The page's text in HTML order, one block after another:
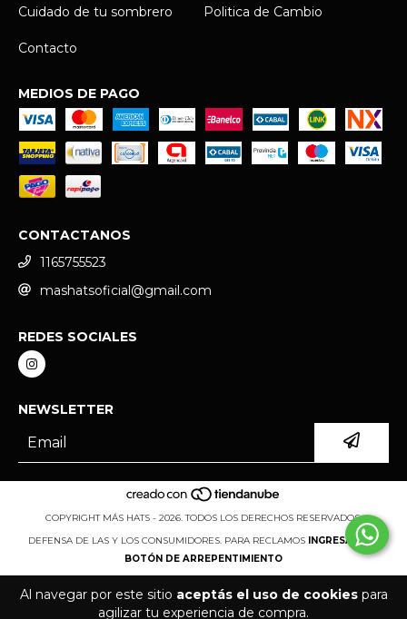
Al navegar por este sitio aceptás el uso de cookiespara
agilizar tu experiencia de compra.
Cuidado de tu sombrero Politica de Cambio
Contacto
MEDIOS DE PAGO
CONTACTANOS
1165755523
mashatsoficial@gmail.com
REDES SOCIALES
NEWSLETTER
COPYRIGHT MÁS HATS - 2026. TODOS LOS DERECHOS RESERVADOS.
DEFENSA DE LAS Y LOS CONSUMIDORES. PARA RECLAMOS
INGRESÁ ACÁ.
BOTÓN DE ARREPENTIMIENTO